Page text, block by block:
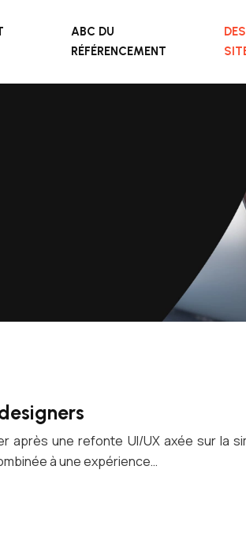
ABC DU
RÉFÉRENCEMENT
après une refonte UI/UX axée sur la
à une expérience…